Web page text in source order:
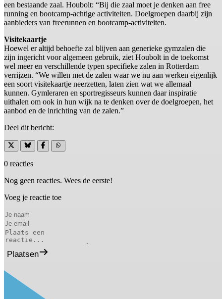
een bestaande zaal. Houbolt: “Bij die zaal moet je denken aan free
running en bootcamp-achtige activiteiten. Doelgroepen daarbij zijn
aanbieders van freerunnen en bootcamp-activiteiten.
Visitekaartje
Hoewel er altijd behoefte zal blijven aan generieke gymzalen die
zijn ingericht voor algemeen gebruik, ziet Houbolt in de toekomst
wel meer en verschillende typen specifieke zalen in Rotterdam
verrijzen. “We willen met de zalen waar we nu aan werken eigenlijk
een soort visitekaartje neerzetten, laten zien wat we allemaal
kunnen. Gymleraren en sportregisseurs kunnen daar inspiratie
uithalen om ook in hun wijk na te denken over de doelgroepen, het
aanbod en de inrichting van de zalen.”
Deel dit bericht:
0 reacties
Nog geen reacties. Wees de eerste!
Voeg je reactie toe
Plaatsen